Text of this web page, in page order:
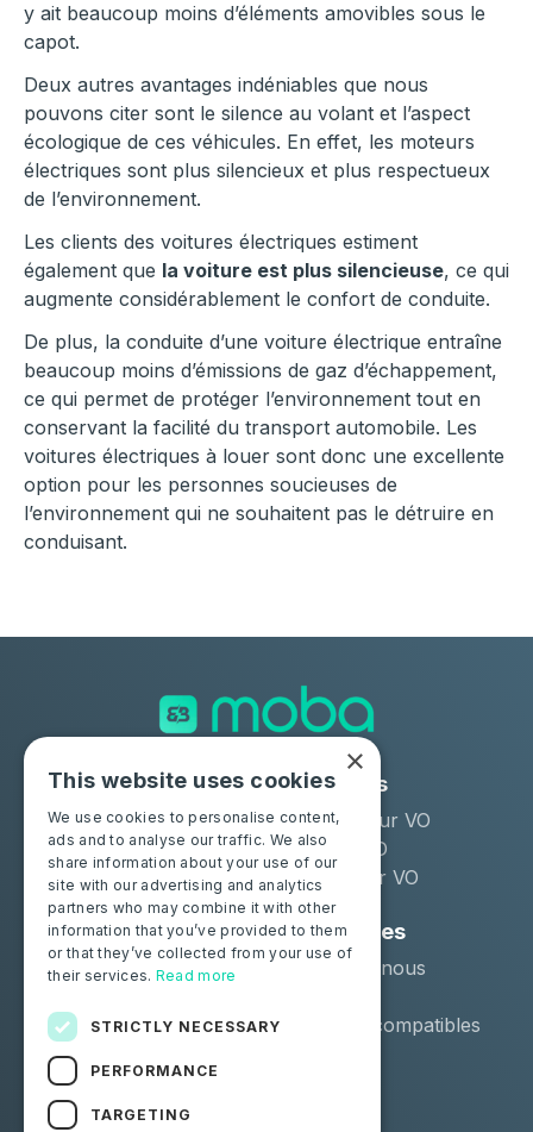
y ait beaucoup moins d’éléments amovibles sous le
capot.
Deux autres avantages indéniables que nous
pouvons citer sont le silence au volant et l’aspect
écologique de ces véhicules. En effet, les moteurs
électriques sont plus silencieux et plus respectueux
de l’environnement.
Les clients des voitures électriques estiment
également que la voiture est plus silencieuse, ce qui
augmente considérablement le confort de conduite.
De plus, la conduite d’une voiture électrique entraîne
beaucoup moins d’émissions de gaz d’échappement,
ce qui permet de protéger l’environnement tout en
conservant la facilité du transport automobile. Les
voitures électriques à louer sont donc une excellente
option pour les personnes soucieuses de
l’environnement qui ne souhaitent pas le détruire en
conduisant.
Solutions
Moba Certify Pro
Boutique
Industries
Remarketeur VO
Loueur LLD
Distributeur VO
Particuliers
Certifiez votre batterie
Ressources
Contactez-nous
Véhicules compatibles
Suivez-nous
×
This website uses cookies
We use cookies to personalise content,
ads and to analyse our traffic. We also
share information about your use of our
site with our advertising and analytics
partners who may combine it with other
information that you’ve provided to them
or that they’ve collected from your use of
their services. Read more
STRICTLY NECESSARY
PERFORMANCE
TARGETING